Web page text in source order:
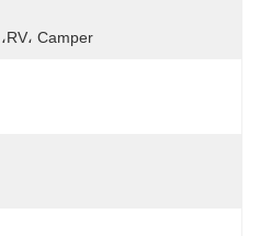
RV، Camper، ذخیره سازی خورشیدی، دریایی